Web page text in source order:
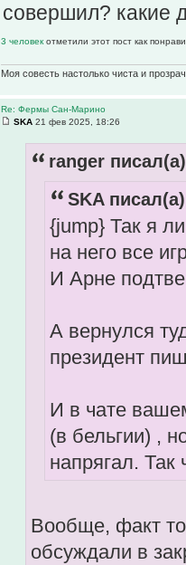
совершил? какие
3 человек отметили этот пост как
Моя совесть настолько чиста и
Re: Фермы Сан-Марино
SKA 21 фев 2025, 18:26
ranger
SKA
{jump} Так я
на него все
И Арне
А вернулся
президент
И в чате
(в бельгии) ,
напрягал. Так
Вообще, факт
обсуждали в